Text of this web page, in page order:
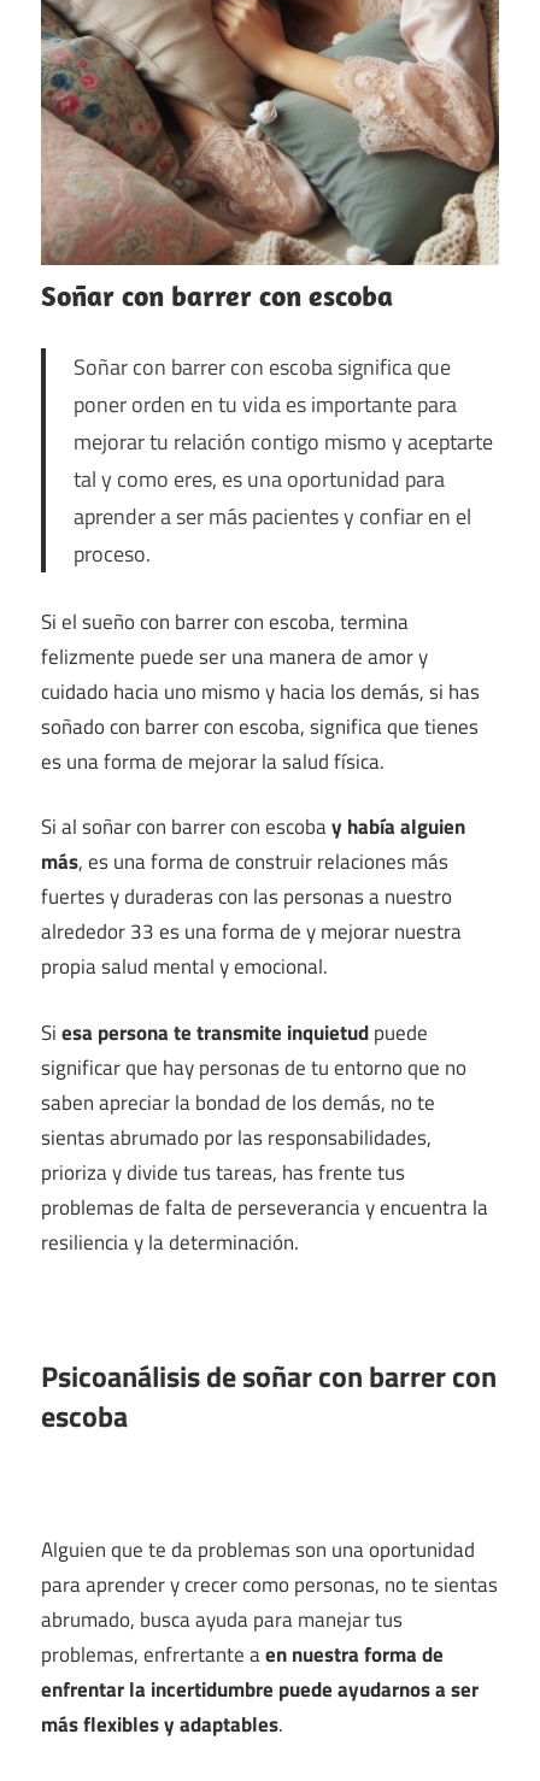
Soñar con barrer con escoba
Soñar con barrer con escoba significa que
poner orden en tu vida es importante para
mejorar tu relación contigo mismo y aceptarte
tal y como eres, es una oportunidad para
aprender a ser más pacientes y confiar en el
proceso.
Si el sueño con barrer con escoba, termina
felizmente puede ser una manera de amor y
cuidado hacia uno mismo y hacia los demás, si has
soñado con barrer con escoba, significa que tienes
es una forma de mejorar la salud física.
Si al soñar con barrer con escobay había alguien
más, es una forma de construir relaciones más
fuertes y duraderas con las personas a nuestro
alrededor 33 es una forma de y mejorar nuestra
propia salud mental y emocional.
Siesa persona te transmite inquietudpuede
significar que hay personas de tu entorno que no
saben apreciar la bondad de los demás, no te
sientas abrumado por las responsabilidades,
prioriza y divide tus tareas, has frente tus
problemas de falta de perseverancia y encuentra la
resiliencia y la determinación.
Psicoanálisis de soñar con barrer con
escoba
Alguien que te da problemas son una oportunidad
para aprender y crecer como personas, no te sientas
abrumado, busca ayuda para manejar tus
problemas, enfrertante aen nuestra forma de
enfrentar la incertidumbre puede ayudarnos a ser
más flexibles y adaptables.